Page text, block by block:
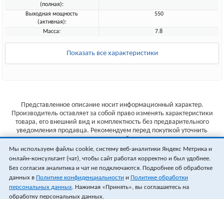
(полная):
Выходная мощность
(активная):
550
Масса: 7.8
Показать все характеристики
Представленное описание носит информационный характер.
Производитель оставляет за собой право изменять характеристики
товара, его внешний вид и комплектность без предварительного
уведомления продавца. Рекомендуем перед покупкой уточнить
характеристики товара на сайте производителя.
Указанные цены не являются публичной офертой (ст.435 ГК РФ).
Стоимость и наличие товара уточняйте у менеджера.
Мы используем файлы cookie, систему веб-аналитики Яндекс Метрика и
онлайн-консультант (чат), чтобы сайт работал корректно и был удобнее.
Без согласия аналитика и чат не подключаются. Подробнее об обработке
данных в Политике конфиденциальности и Политике обработки
персональных данных. Нажимая «Принять», вы соглашаетесь на
обработку персональных данных.